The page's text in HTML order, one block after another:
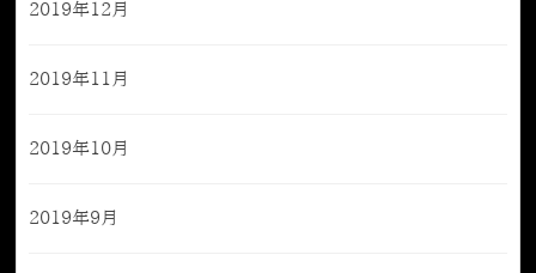
2019年12月
2019年11月
2019年10月
2019年9月